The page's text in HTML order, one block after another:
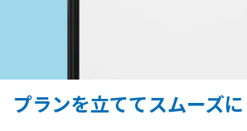
プランを立ててスムーズに